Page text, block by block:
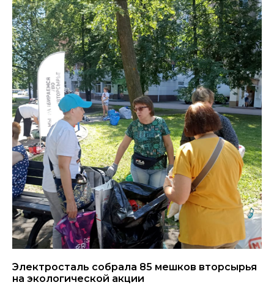
Электросталь собрала 85 мешков вторсырья
на экологической акции